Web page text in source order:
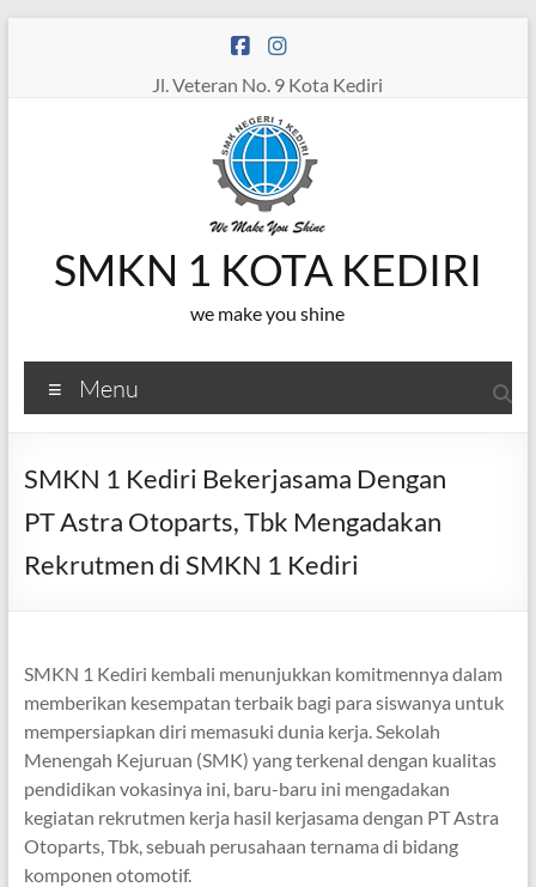
Jl. Veteran No. 9 Kota Kediri
SMKN 1 KOTA KEDIRI
we make you shine
Menu
SMKN 1 Kediri Bekerjasama Dengan
PT Astra Otoparts, Tbk Mengadakan
Rekrutmen di SMKN 1 Kediri
SMKN 1 Kediri kembali menunjukkan komitmennya dalam
memberikan kesempatan terbaik bagi para siswanya untuk
mempersiapkan diri memasuki dunia kerja. Sekolah
Menengah Kejuruan (SMK) yang terkenal dengan kualitas
pendidikan vokasinya ini, baru-baru ini mengadakan
kegiatan rekrutmen kerja hasil kerjasama dengan PT Astra
Otoparts, Tbk, sebuah perusahaan ternama di bidang
komponen otomotif.